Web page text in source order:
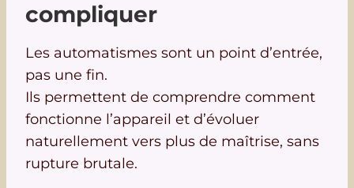
compliquer
Les automatismes sont un point d’entrée,
pas une fin.
Ils permettent de comprendre comment
fonctionne l’appareil et d’évoluer
naturellement vers plus de maîtrise, sans
rupture brutale.